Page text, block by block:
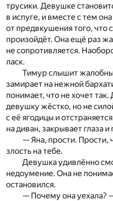
трусики. Девушке
в испуге, и вместе с тем
от предвкушения того, что
произойдёт. Она ещё раз
не сопротивляется.
ласк.
Тимур слышит
замирает на нежной
понимает, что не хочет
девушку жёстко, но не
с её ягодицы и
на диван, закрывает глаза
— Яна, прости. Прости,
злость на тебе.
Девушка удивлённо
недоумение. Она не
остановился.
— Почему она уехала?